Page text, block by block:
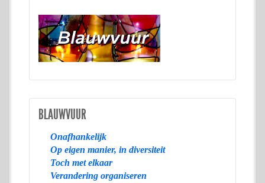
BLAUWVUUR
Onafhankelijk
Op eigen manier, in diversiteit
Toch met elkaar
Verandering organiseren